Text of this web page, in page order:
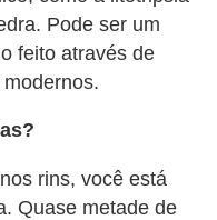
Pode ser um
feito através de
rins, você está
Quase metade de